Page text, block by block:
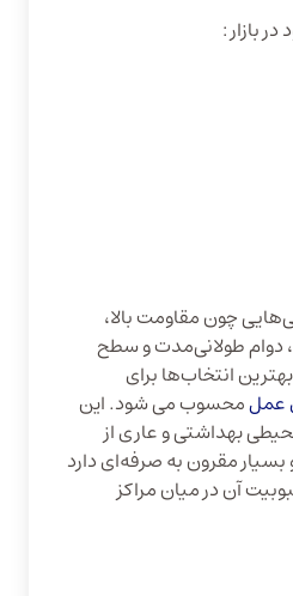
بازار :
چون مقاومت بالا،
دوام طولانی‌مدت و سطح
انتخاب‌ها برای
عملمحسوب می شود. این
بهداشتی و عاری از
مقرون به صرفه‌ای دارد
آن در میان مراکز